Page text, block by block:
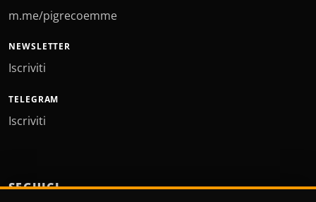
m.me/pigrecoemme
NEWSLETTER
Iscriviti
TELEGRAM
Iscriviti
SEGUICI